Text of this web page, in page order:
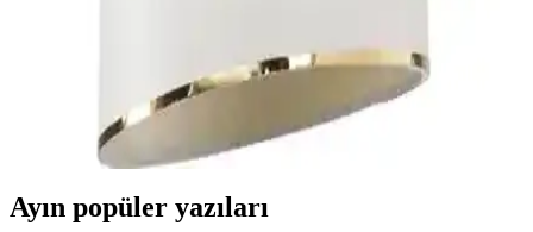
Modelight Paris Modern Pasta Avize, şık tasarımı ve sıcak
renkleriyle modern yaşam alanlarına estetik katarken, dayanıklı
malzemeleri ve enerji tasarruflu ampul uyumluluğu ile
fonksiyonellik sunar.
Ayın popüler yazıları